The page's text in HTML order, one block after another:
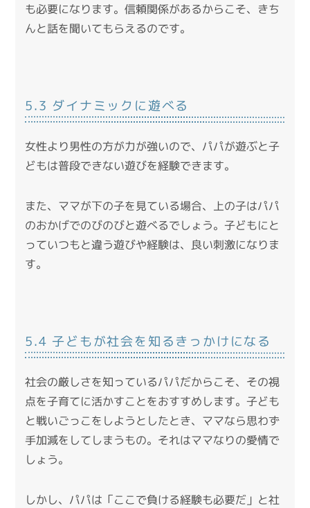
も必要になります。信頼関係があるからこそ、きち
んと話を聞いてもらえるのです。
5.3 ダイナミックに遊べる
女性より男性の方が力が強いので、パパが遊ぶと子
どもは普段できない遊びを経験できます。
また、ママが下の子を見ている場合、上の子はパパ
のおかげでのびのびと遊べるでしょう。子どもにと
っていつもと違う遊びや経験は、良い刺激になりま
す。
5.4 子どもが社会を知るきっかけになる
社会の厳しさを知っているパパだからこそ、その視
点を子育てに活かすことをおすすめします。子ども
と戦いごっこをしようとしたとき、ママなら思わず
手加減をしてしまうもの。それはママなりの愛情で
しょう。
しかし、パパは「ここで負ける経験も必要だ」と社